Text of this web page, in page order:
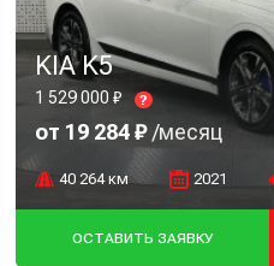
KIA K5
1 529 000 ₽ ?
от 19 284 ₽/месяц
40 264 км 2021
ОСТАВИТЬ ЗАЯВКУ